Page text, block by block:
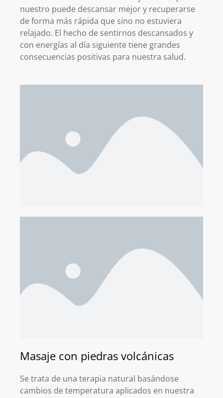
nuestro puede descansar mejor y recuperarse
de forma más rápida que sino no estuviera
relajado. El hecho de sentirnos descansados y
con energías al día siguiente tiene grandes
consecuencias positivas para nuestra salud.
Masaje con piedras volcánicas
Se trata de una terapia natural basándose
cambios de temperatura aplicados en nuestra